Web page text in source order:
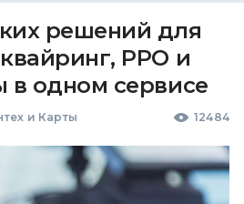
решений для
РРО и
в одном сервисе
и Карты 12484